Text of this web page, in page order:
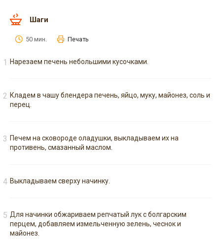
Шаги
50 мин. Печать
Нарезаем печень небольшими кусочками.
Кладем в чашу блендера печень, яйцо, муку, майонез, соль и
перец.
Печем на сковороде оладушки, выкладываем их на
противень, смазанный маслом.
Выкладываем сверху начинку.
Для начинки обжариваем репчатый лук с болгарским
перцем, добавляем измельченную зелень, чеснок и
майонез.